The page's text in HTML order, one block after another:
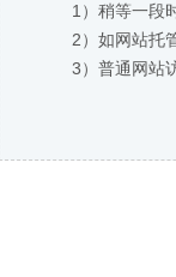
1）稍等一段
2）如网站托
3）普通网站